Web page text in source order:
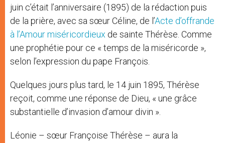
juin c’était l’anniversaire (1895) de la rédaction puis
de la prière, avec sa sœur Céline, de l’Acte d’offrande
à l’Amour miséricordieux de sainte Thérèse. Comme
une prophétie pour ce « temps de la miséricorde »,
selon l’expression du pape François.
Quelques jours plus tard, le 14 juin 1895, Thérèse
reçoit, comme une réponse de Dieu, « une grâce
substantielle d’invasion d’amour divin ».
Léonie – sœur Françoise Thérèse – aura la